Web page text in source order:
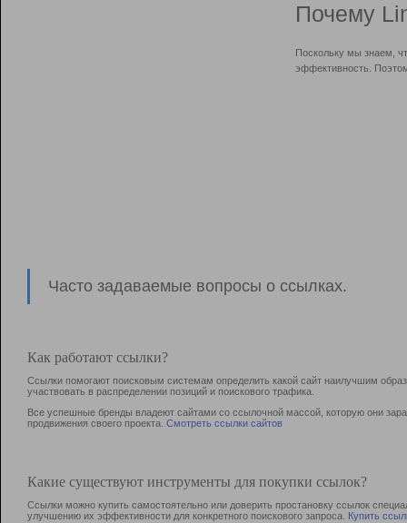
Почему
Поскольку мы знаем,
эффективность.
Часто задаваемые вопросы о ссылках.
Как работают ссылки?
Ссылки помогают поисковым системам определить какой сайт наилучшим
участвовать в раcпределении позиций и поискового трафика.
Все успешные бренды владеют сайтами со ссылочной массой, которую они
продвижения своего проекта. Смотреть ссылки сайтов
Какие существуют инструменты для покупки ссылок?
Ссылки можно купить самостоятельно или доверить простановку ссылок
улучшению их эффективности для конкретного поискового запроса. Купить